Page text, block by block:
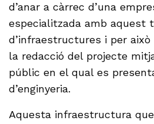
d’anar a càrrec d’una
especialitzada amb aquest
d’infraestructures i per això
la redacció del projecte
públic en el qual es
d’enginyeria.
Aquesta infraestructura